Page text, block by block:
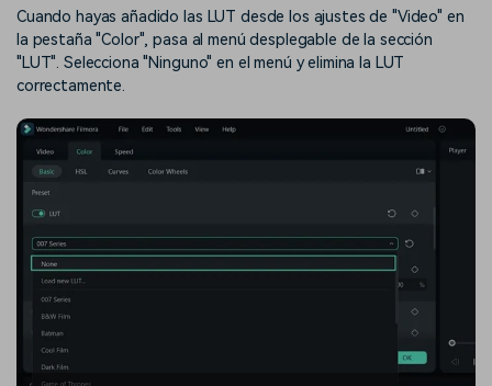
Cuando hayas añadido las LUT desde los ajustes de "Video" en
la pestaña "Color", pasa al menú desplegable de la sección
"LUT". Selecciona "Ninguno" en el menú y elimina la LUT
correctamente.